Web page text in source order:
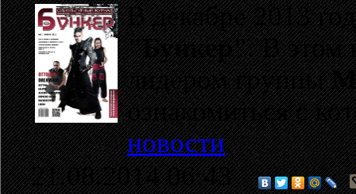
В декабре 2013
"Бункер". В этом
лидером группы
ознакомиться с
новости.
21.08.2014 06:43